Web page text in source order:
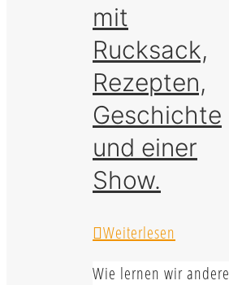
mit
Rucksack,
Rezepten,
Geschichte
und einer
Show.
Weiterlesen
Wie lernen wir andere